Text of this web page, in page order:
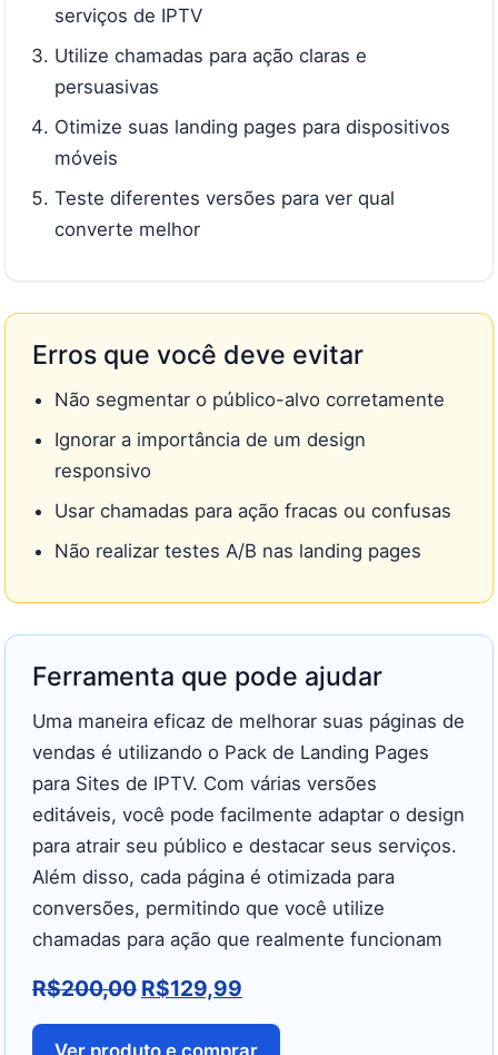
serviços de IPTV
Utilize chamadas para ação claras e
persuasivas
Otimize suas landing pages para dispositivos
móveis
Teste diferentes versões para ver qual
converte melhor
Erros que você deve evitar
Não segmentar o público-alvo corretamente
Ignorar a importância de um design
responsivo
Usar chamadas para ação fracas ou confusas
Não realizar testes A/B nas landing pages
Ferramenta que pode ajudar
Uma maneira eficaz de melhorar suas páginas de
vendas é utilizando o Pack de Landing Pages
para Sites de IPTV. Com várias versões
editáveis, você pode facilmente adaptar o design
para atrair seu público e destacar seus serviços.
Além disso, cada página é otimizada para
conversões, permitindo que você utilize
chamadas para ação que realmente funcionam
R$200,00 R$129,99